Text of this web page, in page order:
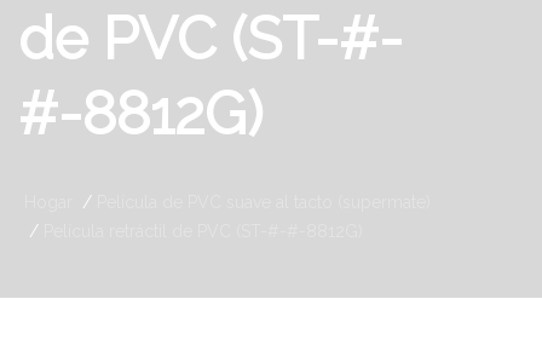
de PVC (ST-#-
#-8812G)